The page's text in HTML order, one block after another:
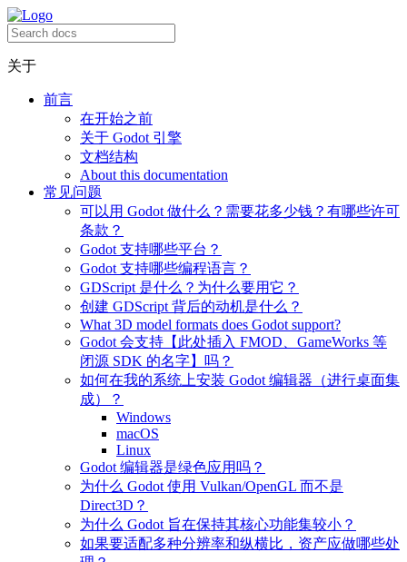
关于
前言
在开始之前
关于 Godot 引擎
文档结构
About this documentation
常见问题
可以用 Godot 做什么？需要花多少钱？有哪些许可
条款？
Godot 支持哪些平台？
Godot 支持哪些编程语言？
GDScript 是什么？为什么要用它？
创建 GDScript 背后的动机是什么？
What 3D model formats does Godot support?
Godot 会支持【此处插入 FMOD、GameWorks 等
闭源 SDK 的名字】吗？
如何在我的系统上安装 Godot 编辑器（进行桌面集
成）？
Windows
macOS
Linux
Godot 编辑器是绿色应用吗？
为什么 Godot 使用 Vulkan/OpenGL 而不是
Direct3D？
为什么 Godot 旨在保持其核心功能集较小？
如果要适配多种分辨率和纵横比，资产应做哪些处